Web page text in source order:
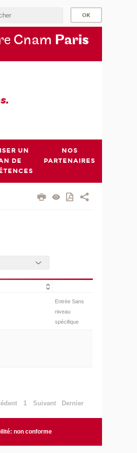
Cnam Paris
UN
DE
NOS
PARTENAIRES
Entrée Sans
niveau
spécifique
1 Suivant Dernier
non conforme